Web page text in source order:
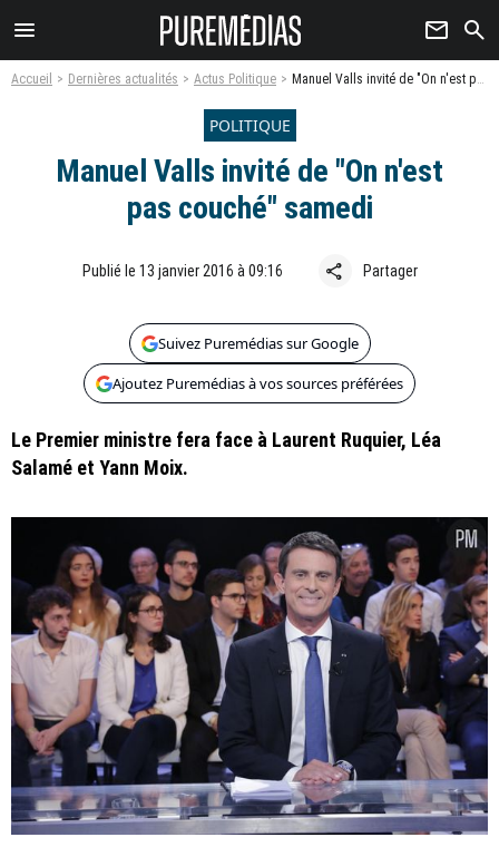
menu newsletter search
Accueil Dernières actualités Actus Politique Manuel Valls invité de "On n'est pas couché" samedi
POLITIQUE
Manuel Valls invité de "On n'est
pas couché" samedi
Publié le 13 janvier 2016 à 09:16 share Partager
Suivez Puremédias sur Google
Ajoutez Puremédias à vos sources préférées
Le Premier ministre fera face à Laurent Ruquier, Léa
Salamé et Yann Moix.